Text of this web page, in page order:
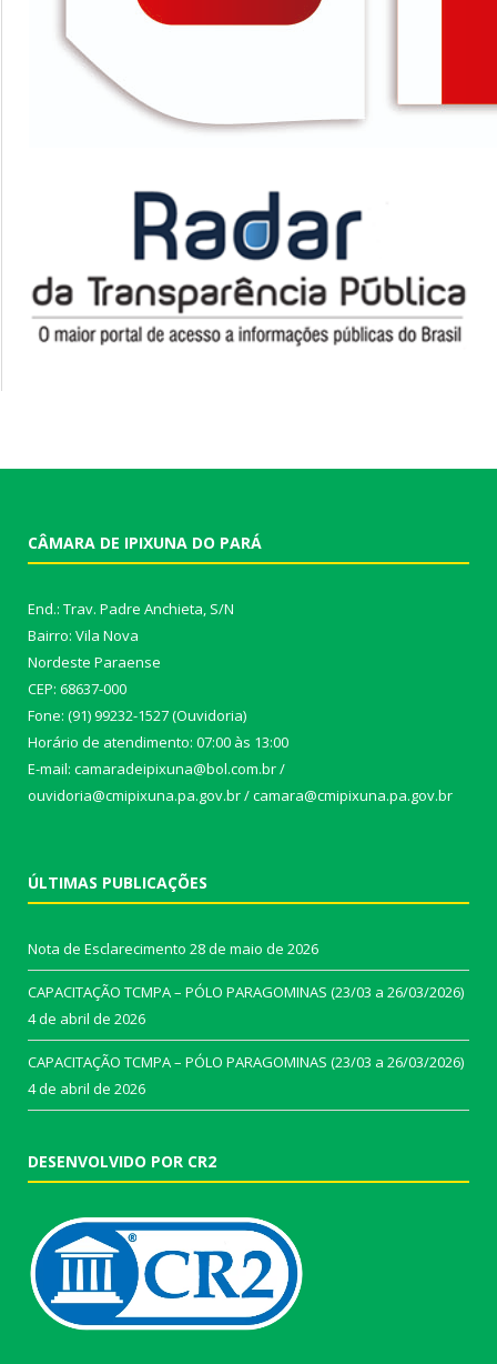
CÂMARA DE IPIXUNA DO PARÁ
End.: Trav. Padre Anchieta, S/N
Bairro: Vila Nova
Nordeste Paraense
CEP: 68637-000
Fone: (91) 99232-1527 (Ouvidoria)
Horário de atendimento: 07:00 às 13:00
E-mail: camaradeipixuna@bol.com.br /
ouvidoria@cmipixuna.pa.gov.br / camara@cmipixuna.pa.gov.br
ÚLTIMAS PUBLICAÇÕES
Nota de Esclarecimento 28 de maio de 2026
CAPACITAÇÃO TCMPA – PÓLO PARAGOMINAS (23/03 a 26/03/2026)
4 de abril de 2026
CAPACITAÇÃO TCMPA – PÓLO PARAGOMINAS (23/03 a 26/03/2026)
4 de abril de 2026
DESENVOLVIDO POR CR2